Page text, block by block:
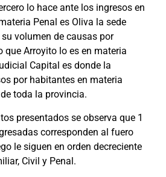
lo hace ante los ingresos en
Penal es Oliva la sede
volumen de causas por
que Arroyito lo es en materia
Capital es donde la
por habitantes en materia
toda la provincia.
presentados se observa que 1
corresponden al fuero
le siguen en orden decreciente
Civil y Penal.